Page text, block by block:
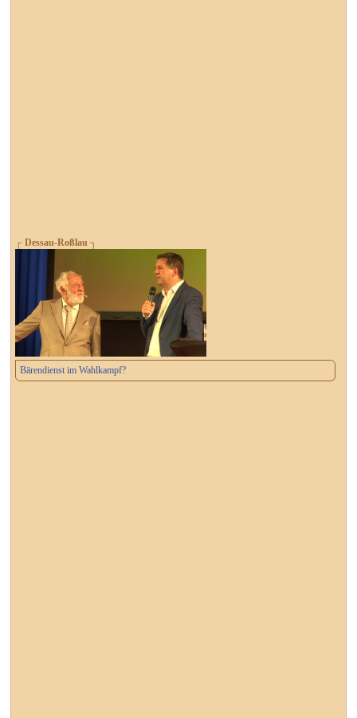
┌ Dessau-Roßlau ┐
Bärendienst im Wahlkampf?